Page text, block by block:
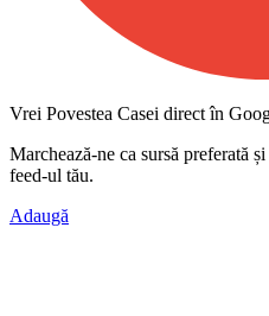
Vrei Povestea Casei direct în
Marchează-ne ca sursă preferată și
feed-ul tău.
Adaugă